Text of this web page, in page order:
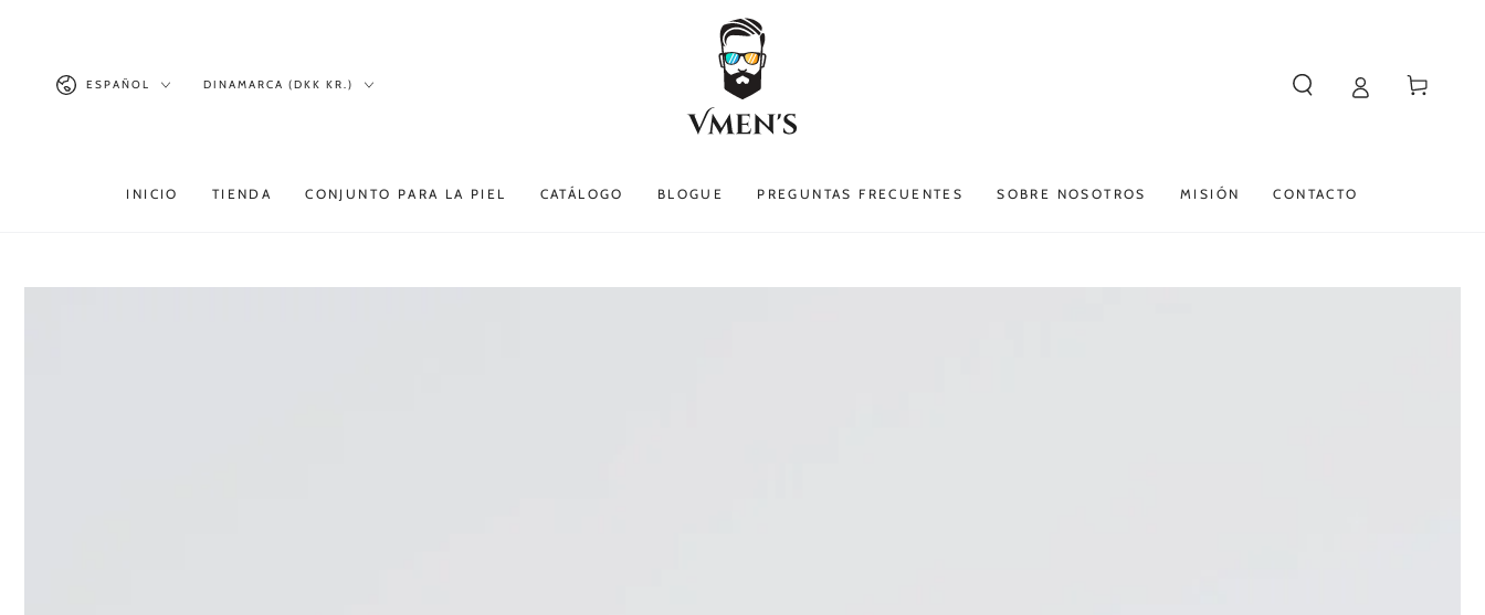
IdiomaESPAÑOL País/región
DINAMARCA (DKK KR.)
INICIO TIENDA CONJUNTO PARA LA PIEL CATÁLOGO BLOGUE PREGUNTAS FRECUENTES SOBRE NOSOTROS MISIÓN CONTACTO
Carrito